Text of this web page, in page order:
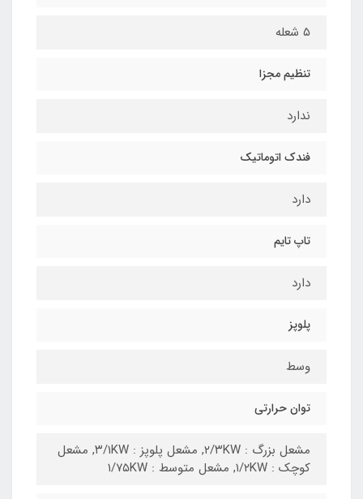
۵ شعله
تنظیم مجزا
ندارد
فندک اتوماتیک
دارد
تاپ تایم
دارد
پلوپز
وسط
توان حرارتی
مشعل بزرگ : ۲/۳KW, مشعل پلوپز : ۳/۱KW, مشعل
کوچک : ۱/۲KW, مشعل متوسط : ۱/۷۵KW